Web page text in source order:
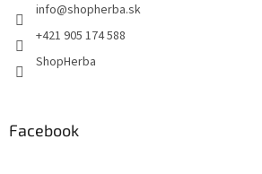
info@shopherba.sk
+421 905 174 588
ShopHerba
Facebook